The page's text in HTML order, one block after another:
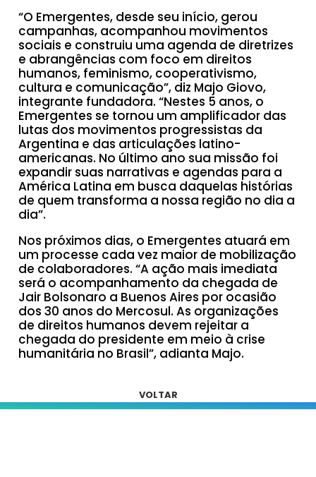
“O Emergentes, desde seu início, gerou
campanhas, acompanhou movimentos
sociais e construiu uma agenda de diretrizes
e abrangências com foco em direitos
humanos, feminismo, cooperativismo,
cultura e comunicação”, diz Majo Giovo,
integrante fundadora. “Nestes 5 anos, o
Emergentes se tornou um amplificador das
lutas dos movimentos progressistas da
Argentina e das articulações latino-
americanas. No último ano sua missão foi
expandir suas narrativas e agendas para a
América Latina em busca daquelas histórias
de quem transforma a nossa região no dia a
dia”.
Nos próximos dias, o Emergentes atuará em
um processe cada vez maior de mobilização
de colaboradores. “A ação mais imediata
será o acompanhamento da chegada de
Jair Bolsonaro a Buenos Aires por ocasião
dos 30 anos do Mercosul. As organizações
de direitos humanos devem rejeitar a
chegada do presidente em meio à crise
humanitária no Brasil”, adianta Majo.
VOLTAR